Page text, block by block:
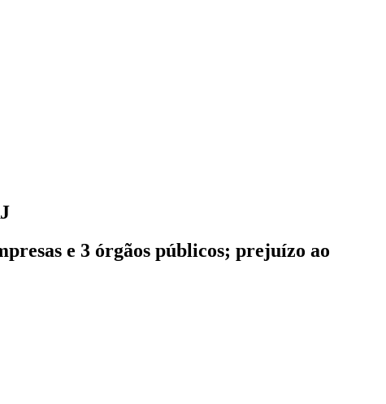
e 3 órgãos públicos; prejuízo ao